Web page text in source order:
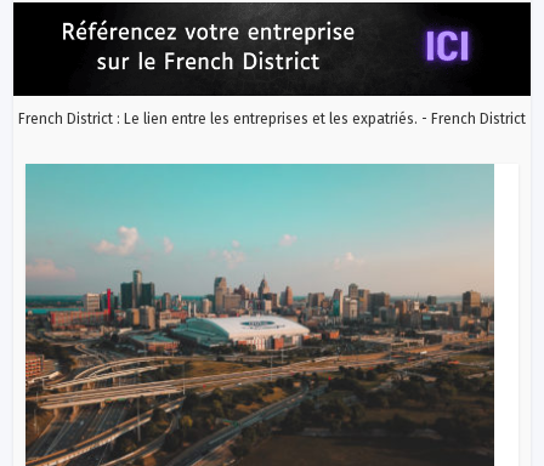
French District : Le lien entre les entreprises et les expatriés. - French District